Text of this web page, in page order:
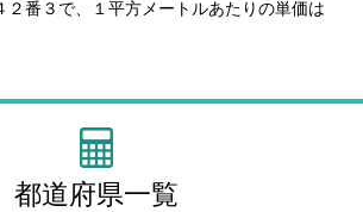
２番３で、１平方メートルあたりの単価は
都道府県一覧